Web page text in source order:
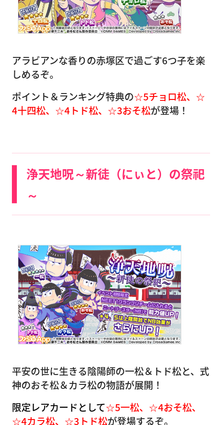
アラビアンな香りの赤塚区で過ごす6つ子を楽
しめるぞ。
ポイント＆ランキング特典の☆5チョロ松、☆
4十四松、☆4トド松、☆3おそ松が登場！
浄天地呪～新徒（にぃと）の祭祀
～
平安の世に生きる陰陽師の一松＆トド松と、式
神のおそ松＆カラ松の物語が展開！
限定レアカードとして☆5一松、☆4おそ松、
☆4カラ松、☆3トド松が登場するぞ。